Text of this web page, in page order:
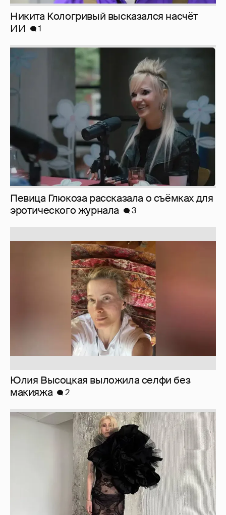
Никита Кологривый высказался насчёт
ИИ
1
Певица Глюкоза рассказала о съёмках для
эротического журнала
3
Юлия Высоцкая выложила селфи без
макияжа
2